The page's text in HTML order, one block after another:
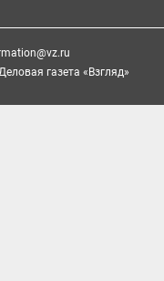
газета «Взгляд»